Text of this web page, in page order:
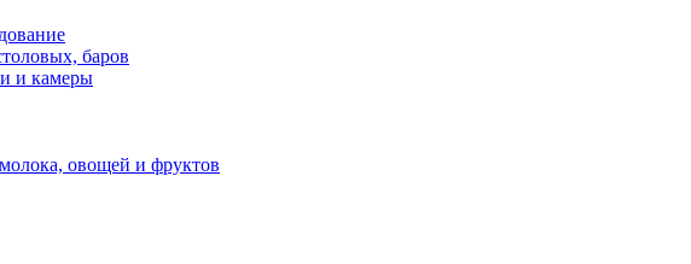
баров
и камеры
овощей и фруктов